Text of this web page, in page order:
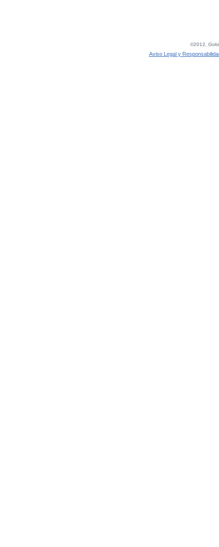
©2012,
Aviso Legal y